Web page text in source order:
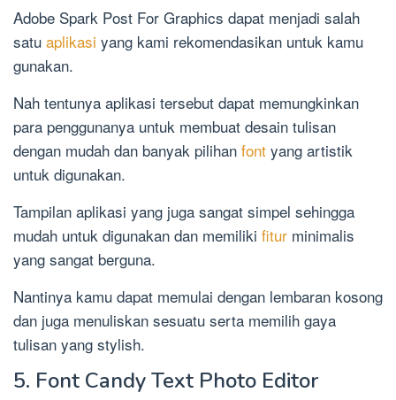
Adobe Spark Post For Graphics dapat menjadi salah
satu aplikasi yang kami rekomendasikan untuk kamu
gunakan.
Nah tentunya aplikasi tersebut dapat memungkinkan
para penggunanya untuk membuat desain tulisan
dengan mudah dan banyak pilihan font yang artistik
untuk digunakan.
Tampilan aplikasi yang juga sangat simpel sehingga
mudah untuk digunakan dan memiliki fitur minimalis
yang sangat berguna.
Nantinya kamu dapat memulai dengan lembaran kosong
dan juga menuliskan sesuatu serta memilih gaya
tulisan yang stylish.
5. Font Candy Text Photo Editor